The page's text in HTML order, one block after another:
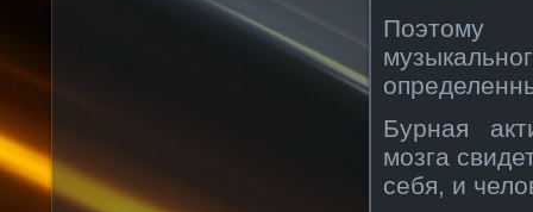
Поэтому
Бурная
мозга
себя, и